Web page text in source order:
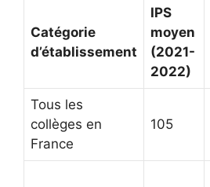
Catégorie
d’établissement
IPS
moyen
(2021-
2022)
Tous les
collèges en
France
105